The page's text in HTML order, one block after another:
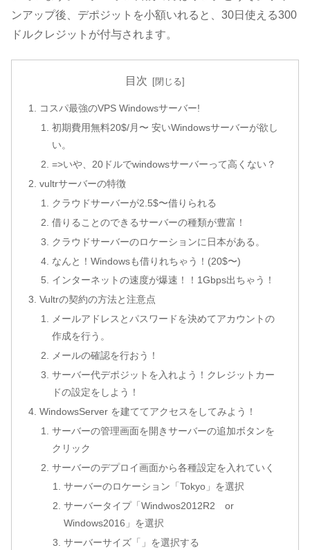
ンアップ後、デポジットを小額いれると、30日使える300
ドルクレジットが付与されます。
目次
コスパ最強のVPS Windowsサーバー!
初期費用無料20$/月〜 安いWindowsサーバーが欲し
い。
=>いや、20ドルでwindowsサーバーって高くない？
vultrサーバーの特徴
クラウドサーバーが2.5$〜借りられる
借りることのできるサーバーの種類が豊富！
クラウドサーバーのロケーションに日本がある。
なんと！Windowsも借りれちゃう！(20$〜)
インターネットの速度が爆速！！1Gbps出ちゃう！
Vultrの契約の方法と注意点
メールアドレスとパスワードを決めてアカウントの
作成を行う。
メールの確認を行おう！
サーバー代デポジットを入れよう！クレジットカー
ドの設定をしよう！
WindowsServer を建ててアクセスをしてみよう！
サーバーの管理画面を開きサーバーの追加ボタンを
クリック
サーバーのデプロイ画面から各種設定を入れていく
サーバーのロケーション「Tokyo」を選択
サーバータイプ「Windwos2012R2 or
Windows2016」を選択
サーバーサイズ「」を選択する